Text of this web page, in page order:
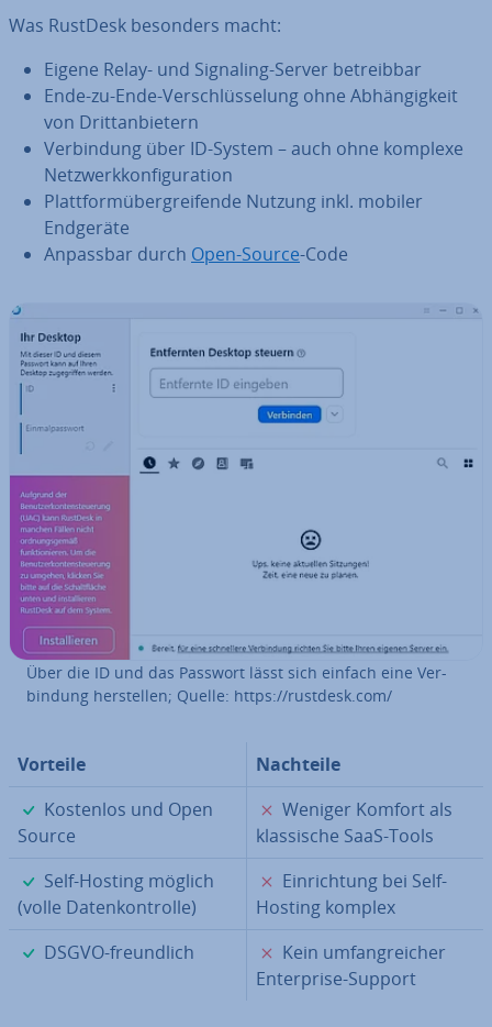
Was RustDesk besonders macht:
Eigene Relay- und Signaling-Server be­treib­bar
Ende-zu-Ende-Ver­schlüs­se­lung ohne Ab­hän­gig­keit
von Dritt­an­bie­tern
Ver­bin­dung über ID-System – auch ohne komplexe
Netz­werk­kon­fi­gu­ra­ti­on
Platt­form­über­grei­fen­de Nutzung inkl. mobiler
Endgeräte
Anpassbar durch Open-Source-Code
Über die ID und das Passwort lässt sich einfach eine Ver­
bin­dung her­stel­len; Quelle: https://rustdesk.com/
Vorteile
Nachteile
✓
Kostenlos und Open
Source
✗
Weniger Komfort als
klas­si­sche SaaS-Tools
✓
Self-Hosting möglich
(volle Da­ten­kon­trol­le)
✗
Ein­rich­tung bei Self-
Hosting komplex
✓
DSGVO-freund­lich ✗
Kein um­fang­rei­cher
En­ter­pri­se-Support